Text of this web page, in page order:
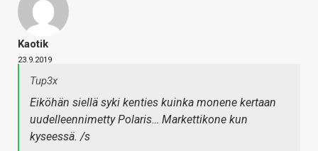
Kaotik
23.9.2019
Tup3x
Eiköhän siellä syki kenties kuinka monene kertaan
uudelleennimetty Polaris… Markettikone kun
kyseessä. /s